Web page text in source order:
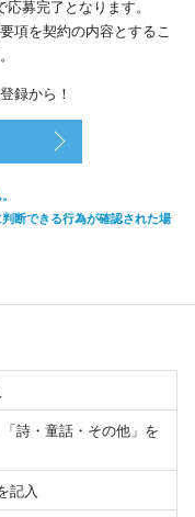
募完了となります。
項を契約の内容とするこ
録から！
断できる行為が確認された場
詩・童話・その他」を
記入